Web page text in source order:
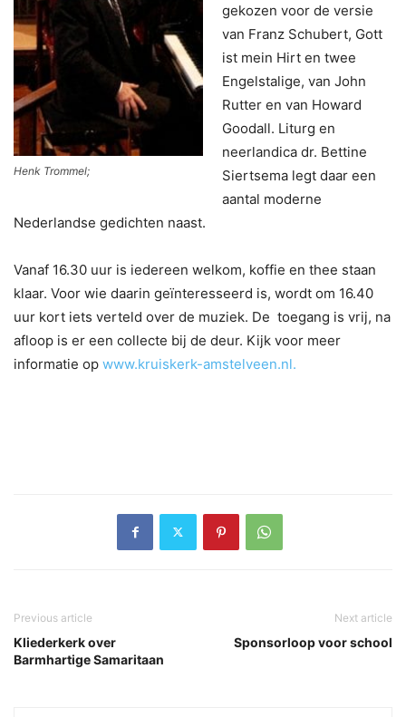
Henk Trommel;
gekozen voor de versie
van Franz Schubert, Gott
ist mein Hirt en twee
Engelstalige, van John
Rutter en van Howard
Goodall. Liturg en
neerlandica dr. Bettine
Siertsema legt daar een
aantal moderne
Nederlandse gedichten naast.
Vanaf 16.30 uur is iedereen welkom, koffie en thee staan
klaar. Voor wie daarin geïnteresseerd is, wordt om 16.40
uur kort iets verteld over de muziek. De toegang is vrij, na
afloop is er een collecte bij de deur. Kijk voor meer
informatie op www.kruiskerk-amstelveen.nl.
Previous article
Kliederkerk over
Barmhartige Samaritaan
Next article
Sponsorloop voor school